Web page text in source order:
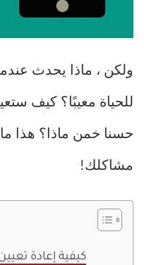
ولكن ، ماذا يحدث
للحياة معيبًا؟ كيف
حسنا خمن ماذا؟ هذا
مشاكلك!
كيفية إعادة